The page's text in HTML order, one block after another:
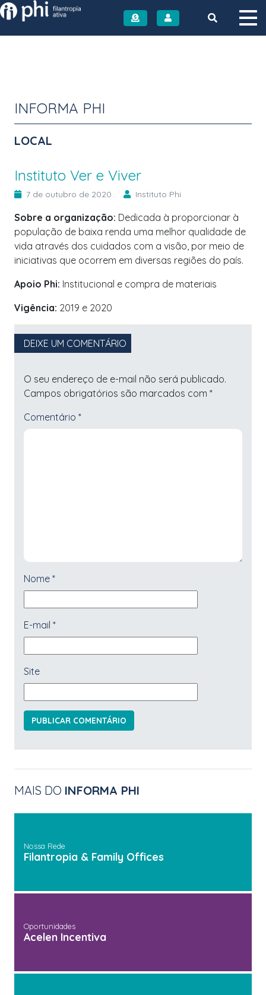
Instituto PHI
INFORMA PHI
LOCAL
Instituto Ver e Viver
7 de outubro de 2020 Instituto Phi
Sobre a organização: Dedicada à proporcionar à
população de baixa renda uma melhor qualidade de
vida através dos cuidados com a visão, por meio de
iniciativas que ocorrem em diversas regiões do país.
Apoio Phi: Institucional e compra de materiais
Vigência: 2019 e 2020
DEIXE UM COMENTÁRIO
O seu endereço de e-mail não será publicado.
Campos obrigatórios são marcados com *
Comentário *
Nome *
E-mail *
Site
MAIS DO INFORMA PHI
Nossa Rede
Filantropia & Family Offices
Oportunidades
Acelen Incentiva